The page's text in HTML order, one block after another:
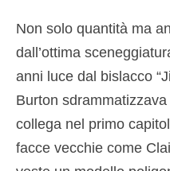
Non solo quantità ma
dall’ottima
anni luce dal bislacco
Burton
collega nel primo
facce vecchie come